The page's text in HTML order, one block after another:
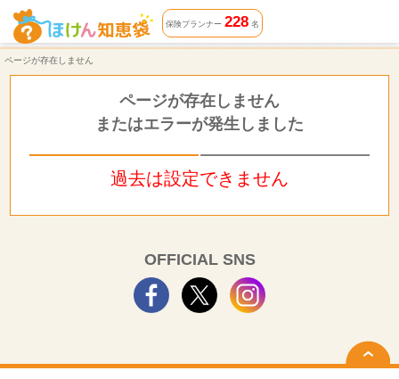
ページが存在しません | ほけん知恵袋
保険プランナー 228名
ページが存在しません
ページが存在しません
またはエラーが発生しました
過去は設定できません
OFFICIAL SNS